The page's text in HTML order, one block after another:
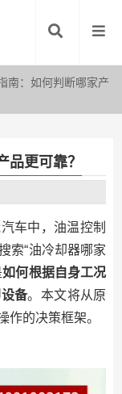
南：如何判断哪家产
更可靠？
车中，油温控制
索“油冷却器哪家
如何根据自身工况
备。本文将从原
作的决策框架。